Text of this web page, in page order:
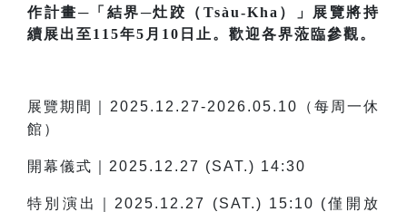
作計畫─「結界─灶跤（Tsàu-Kha）」展覽將持
續展出至115年5月10日止。歡迎各界蒞臨參觀。
展覽期間｜2025.12.27-2026.05.10（每周一休
館）
開幕儀式｜2025.12.27 (SAT.) 14:30
特別演出｜2025.12.27 (SAT.) 15:10 (僅開放